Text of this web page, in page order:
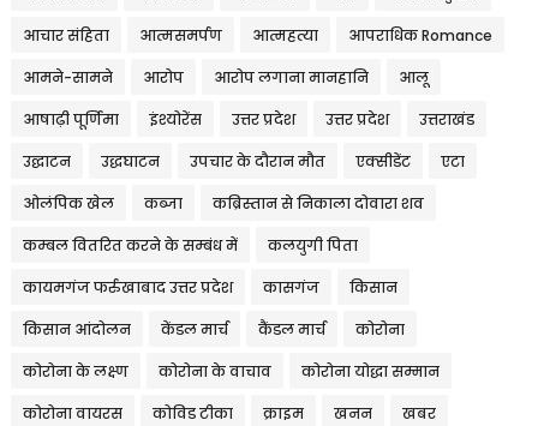
आचार संहिता आत्मसमर्पण आत्महत्या आपराधिक Romance
आमने-सामने आरोप आरोप लगाना मानहानि आलू
आषाढ़ी पूर्णिमा इंश्योरेंस उत्तर प्रदेश उत्तर प्रदेश उत्तराखंड
उद्घाटन उद्धघाटन उपचार के दौरान मौत एक्सीडेंट एटा
ओलंपिक खेल कब्जा कब्रिस्तान से निकाला दोवारा शव
कम्बल वितरित करने के सम्बंध में कलयुगी पिता
कायमगंज फर्रुखाबाद उत्तर प्रदेश कासगंज किसान
किसान आंदोलन केंडल मार्च कैंडल मार्च कोरोना
कोरोना के लक्ष्ण कोरोना के वाचाव कोरोना योद्धा सम्मान
कोरोना वायरस कोविड टीका क्राइम खनन खबर